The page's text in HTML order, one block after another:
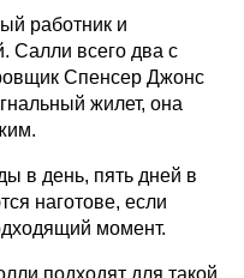
работник и
Салли всего два с
Спенсер Джонс
жилет, она
в день, пять дней в
наготове, если
момент.
подходят для такой